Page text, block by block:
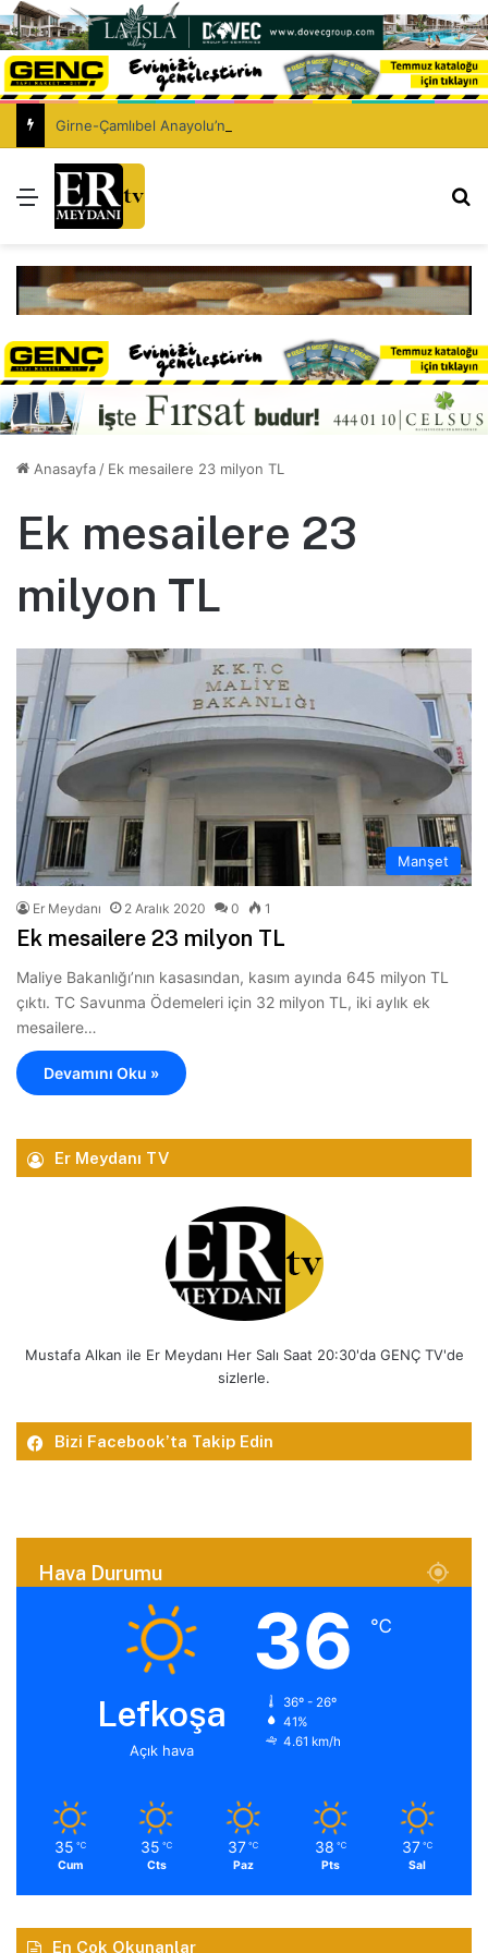
Menü
Anasayfa / Ek mesailere 23 milyon TL
Ek mesailere 23
milyon TL
Manşet
Er Meydanı 2 Aralık 2020 0 1
Ek mesailere 23 milyon TL
Maliye Bakanlığı’nın kasasından, kasım ayında 645 milyon TL
çıktı. TC Savunma Ödemeleri için 32 milyon TL, iki aylık ek
mesailere…
Devamını Oku »
Er Meydanı TV
Mustafa Alkan ile Er Meydanı Her Salı Saat 20:30'da GENÇ TV'de
sizlerle.
Bizi Facebook’ta Takip Edin
Hava Durumu
Lefkoşa
Açık hava
36 ℃
36º - 26º
41%
4.61 km/h
35 ℃
Cum
35 ℃
Cts
37 ℃
Paz
38 ℃
Pts
37 ℃
Sal
En Çok Okunanlar